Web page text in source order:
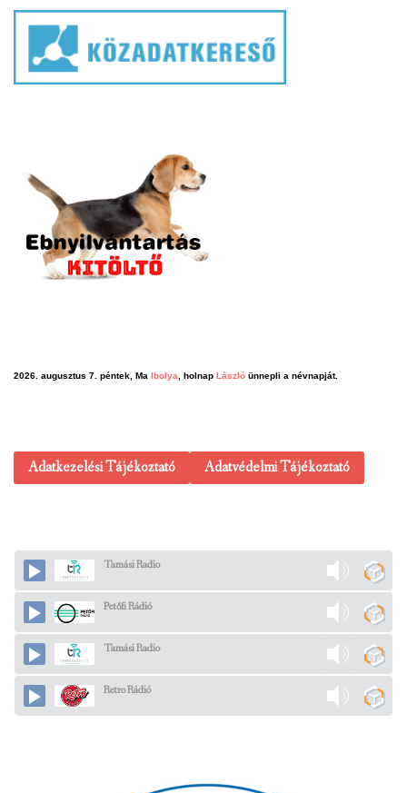
2026. augusztus 7. péntek, Ma Ibolya , holnap László ünnepli a névnapját.
Adatkezelési Tájékoztató Adatvédelmi Tájékoztató
Tamási Radio
Petőfi Rádió
Tamási Radio
Retro Rádió